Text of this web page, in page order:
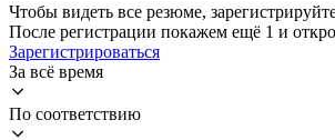
Чтобы видеть все резюме,
После регистрации покажем ещё 1 и
Зарегистрироваться
За всё время
По соответствию